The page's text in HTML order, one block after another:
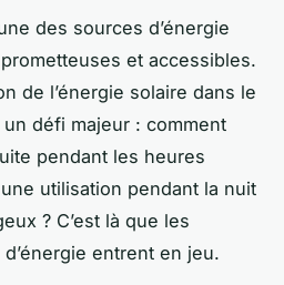
des sources d’énergie
et accessibles.
de l’énergie solaire dans le
défi majeur : comment
pendant les heures
utilisation pendant la nuit
? C’est là que les
entrent en jeu.